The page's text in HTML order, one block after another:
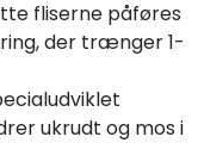
fliserne påføres
der trænger 1-
ukrudt og mos i